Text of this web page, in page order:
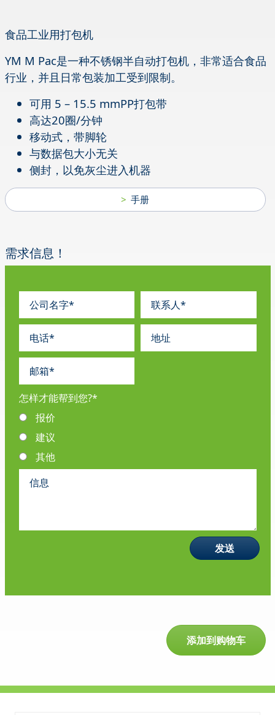
食品工业用打包机
YM M Pac是一种不锈钢半自动打包机，非常适合食品
行业，并且日常包装加工受到限制。
可用 5 – 15.5 mmPP打包带
高达20圈/分钟
移动式，带脚轮
与数据包大小无关
侧封，以免灰尘进入机器
手册
需求信息！
怎样才能帮到您?*
报价
建议
其他
添加到购物车